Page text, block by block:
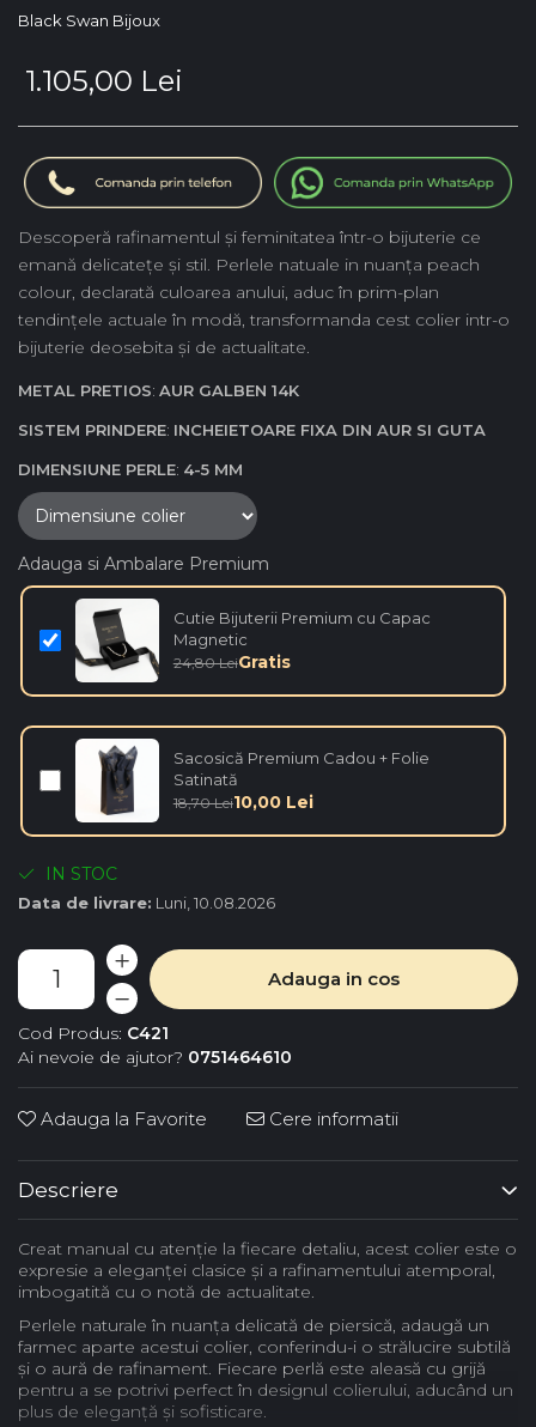
Black Swan Bijoux
1.105,00 Lei
Descoperă rafinamentul și feminitatea într-o bijuterie ce
emană delicatețe și stil. Perlele natuale in nuanța peach
colour, declarată culoarea anului, aduc în prim-plan
tendințele actuale în modă, transformanda cest colier intr-o
bijuterie deosebita și de actualitate.
METAL PRETIOS: AUR GALBEN 14K
SISTEM PRINDERE: INCHEIETOARE FIXA DIN AUR SI GUTA
DIMENSIUNE PERLE: 4-5 MM
Adauga si Ambalare Premium
Cutie Bijuterii Premium cu Capac
Magnetic
24,80 LeiGratis
Sacosică Premium Cadou + Folie
Satinată
18,70 Lei10,00 Lei
IN STOC
Data de livrare: Luni, 10.08.2026
Adauga in cos
Cod Produs: C421
Ai nevoie de ajutor? 0751464610
Adauga la Favorite Cere informatii
Descriere
Creat manual cu atenție la fiecare detaliu, acest colier este o
expresie a eleganței clasice și a rafinamentului atemporal,
imbogatită cu o notă de actualitate.
Perlele naturale în nuanța delicată de piersică, adaugă un
farmec aparte acestui colier, conferindu-i o strălucire subtilă
și o aură de rafinament. Fiecare perlă este aleasă cu grijă
pentru a se potrivi perfect în designul colierului, aducând un
plus de eleganță și sofisticare.